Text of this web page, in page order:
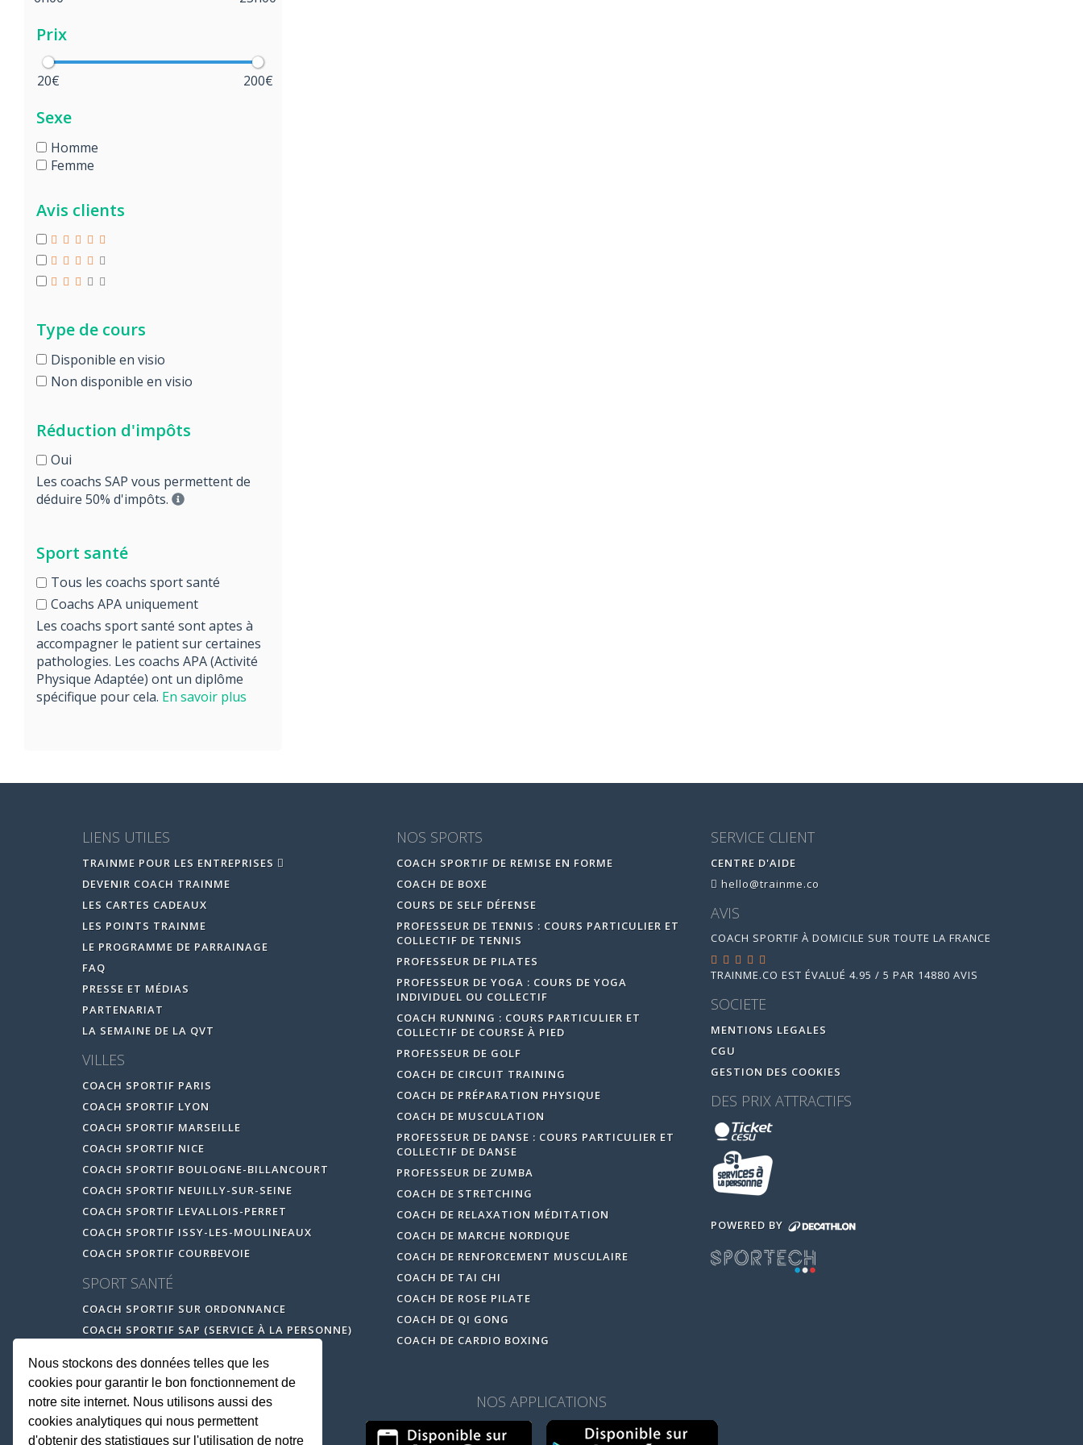
Prix
20€ 200€
Sexe
Homme
Femme
Avis clients
Type de cours
Disponible en visio
Non disponible en visio
Réduction d'impôts
Oui
Les coachs SAP vous permettent de
déduire 50% d'impôts.
Sport santé
Tous les coachs sport santé
Coachs APA uniquement
Les coachs sport santé sont aptes à
accompagner le patient sur certaines
pathologies. Les coachs APA (Activité
Physique Adaptée) ont un diplôme
spécifique pour cela. En savoir plus
LIENS UTILES
TRAINME POUR LES ENTREPRISES
DEVENIR COACH TRAINME
LES CARTES CADEAUX
LES POINTS TRAINME
LE PROGRAMME DE PARRAINAGE
FAQ
PRESSE ET MÉDIAS
PARTENARIAT
LA SEMAINE DE LA QVT
VILLES
COACH SPORTIF PARIS
COACH SPORTIF LYON
COACH SPORTIF MARSEILLE
COACH SPORTIF NICE
COACH SPORTIF BOULOGNE-BILLANCOURT
COACH SPORTIF NEUILLY-SUR-SEINE
COACH SPORTIF LEVALLOIS-PERRET
COACH SPORTIF ISSY-LES-MOULINEAUX
COACH SPORTIF COURBEVOIE
SPORT SANTÉ
COACH SPORTIF SUR ORDONNANCE
COACH SPORTIF SAP (SERVICE À LA PERSONNE)
NOS SPORTS
COACH SPORTIF DE REMISE EN FORME
COACH DE BOXE
COURS DE SELF DÉFENSE
PROFESSEUR DE TENNIS : COURS PARTICULIER ET
COLLECTIF DE TENNIS
PROFESSEUR DE PILATES
PROFESSEUR DE YOGA : COURS DE YOGA
INDIVIDUEL OU COLLECTIF
COACH RUNNING : COURS PARTICULIER ET
COLLECTIF DE COURSE À PIED
PROFESSEUR DE GOLF
COACH DE CIRCUIT TRAINING
COACH DE PRÉPARATION PHYSIQUE
COACH DE MUSCULATION
PROFESSEUR DE DANSE : COURS PARTICULIER ET
COLLECTIF DE DANSE
PROFESSEUR DE ZUMBA
COACH DE STRETCHING
COACH DE RELAXATION MÉDITATION
COACH DE MARCHE NORDIQUE
COACH DE RENFORCEMENT MUSCULAIRE
COACH DE TAI CHI
COACH DE ROSE PILATE
COACH DE QI GONG
COACH DE CARDIO BOXING
SERVICE CLIENT
CENTRE D'AIDE
hello@trainme.co
AVIS
COACH SPORTIF À DOMICILE SUR TOUTE LA FRANCE
TRAINME.CO EST ÉVALUÉ 4.95 / 5 PAR 14880 AVIS
SOCIETE
MENTIONS LEGALES
CGU
GESTION DES COOKIES
DES PRIX ATTRACTIFS
POWERED BY
NOS APPLICATIONS
Nous stockons des données telles que les
cookies pour garantir le bon fonctionnement de
notre site internet. Nous utilisons aussi des
cookies analytiques qui nous permettent
d'obtenir des statistiques sur l'utilisation de notre